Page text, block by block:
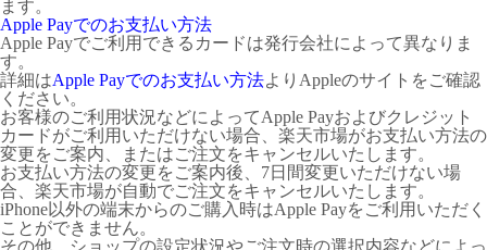
ます。
Apple Payでのお支払い方法
Apple Payでご利用できるカードは発行会社によって異なりま
す。
詳細はApple Payでのお支払い方法よりAppleのサイトをご確認
ください。
お客様のご利用状況などによってApple Payおよびクレジット
カードがご利用いただけない場合、楽天市場がお支払い方法の
変更をご案内、またはご注文をキャンセルいたします。
お支払い方法の変更をご案内後、7日間変更いただけない場
合、楽天市場が自動でご注文をキャンセルいたします。
iPhone以外の端末からのご購入時はApple Payをご利用いただく
ことができません。
その他、ショップの設定状況やご注文時の選択内容などによっ